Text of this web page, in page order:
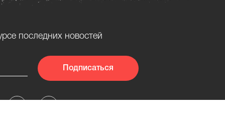
последних новостей
Подписаться